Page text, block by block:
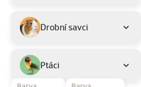
Drobní savci
Ptáci